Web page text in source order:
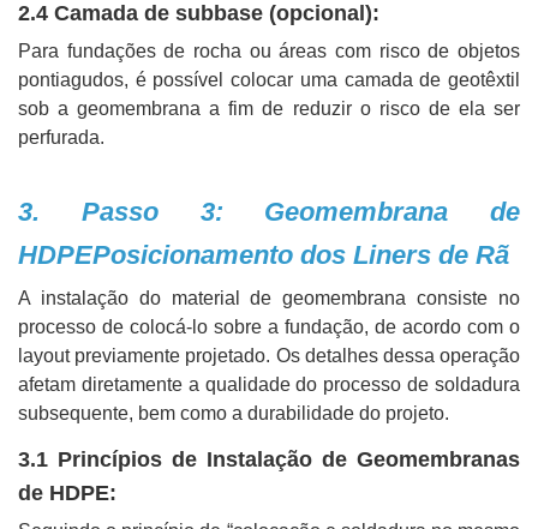
2.4 Camada de subbase (opcional):
Para fundações de rocha ou áreas com risco de objetos
pontiagudos, é possível colocar uma camada de geotêxtil
sob a geomembrana a fim de reduzir o risco de ela ser
perfurada.
3. Passo 3: Geomembrana de
HDPEPosicionamento dos Liners de Rã
A instalação do material de geomembrana consiste no
processo de colocá-lo sobre a fundação, de acordo com o
layout previamente projetado. Os detalhes dessa operação
afetam diretamente a qualidade do processo de soldadura
subsequente, bem como a durabilidade do projeto.
3.1 Princípios de Instalação de Geomembranas
de HDPE: